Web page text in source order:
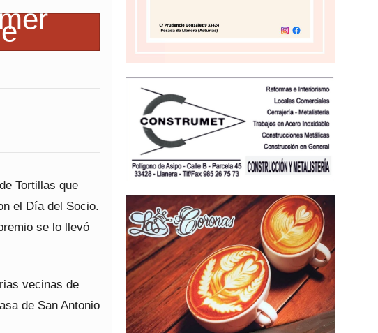
Tortillas que
el Día del Socio.
se lo llevó
vecinas de
de San Antonio